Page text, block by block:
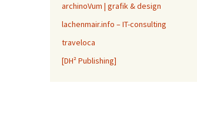
archinoVum | grafik & design
lachenmair.info – IT-consulting
traveloca
[DH² Publishing]